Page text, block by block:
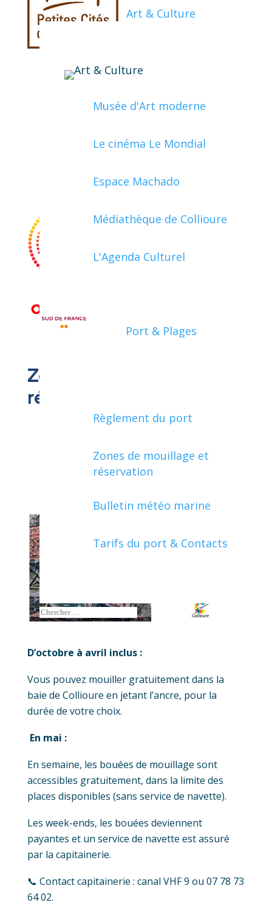
Art & Culture
Musée d'Art moderne
Le cinéma Le Mondial
Espace Machado
Médiathèque de Collioure
L'Agenda Culturel
Port & Plages
Règlement du port
Zones de mouillage et
réservation
Bulletin météo marine
Tarifs du port & Contacts
Search
Zone de mouillage et
réservations
D’octobre à avril inclus :
Vous pouvez mouiller gratuitement dans la
baie de Collioure en jetant l’ancre, pour la
durée de votre choix.
En mai :
En semaine, les bouées de mouillage sont
accessibles gratuitement, dans la limite des
places disponibles (sans service de navette).
Les week-ends, les bouées deviennent
payantes et un service de navette est assuré
par la capitainerie.
📞 Contact capitainerie : canal VHF 9 ou 07 78 73
64 02.